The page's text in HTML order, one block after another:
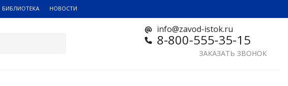
БИБЛИОТЕКА НОВОСТИ
info@zavod-istok.ru
8-800-555-35-15
ЗАКАЗАТЬ ЗВОНОК